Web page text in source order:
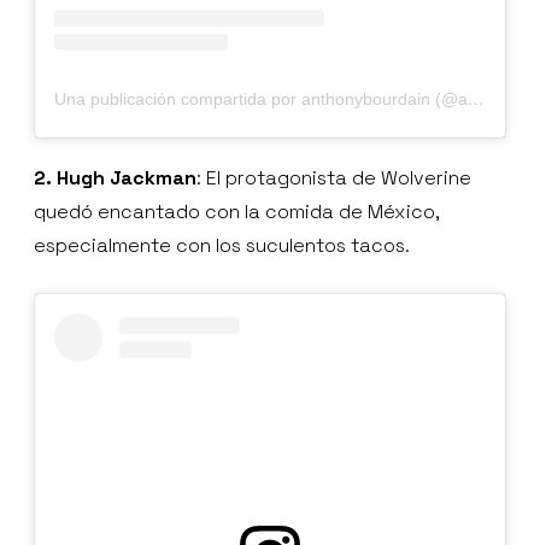
Una publicación compartida por anthonybourdain (@anthonybourdain)
2. Hugh Jackman: El protagonista de Wolverine
quedó encantado con la comida de México,
especialmente con los suculentos tacos.